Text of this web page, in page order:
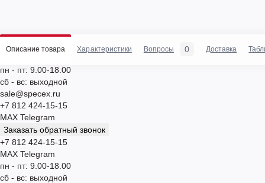
пн - пт: 9.00-18.00
сб - вс: выходной
sale@specex.ru
+7 812 424-15-15
MAX Telegram
Заказать обратный звонок
+7 812 424-15-15
MAX Telegram
пн - пт: 9.00-18.00
сб - вс: выходной
Описание товара Характеристики Вопросы 0 Доставка